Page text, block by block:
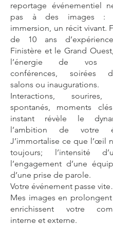
reportage événementiel
pas à des images :
immersion, un récit vivant.
de 10 ans
Finistère et le Grand
l’énergie de vos
conférences, soirées
salons ou inaugurations.
Interactions, sourires,
spontanés, moments
instant révèle le
l’ambition de votre
J’immortalise ce que l’œil
toujours; l’intensité
l’engagement d’une
d’une prise de parole.
Votre événement passe
Mes images en
enrichissent votre
interne et externe.